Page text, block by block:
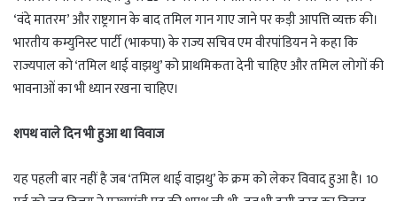
‘वंदे मातरम’ और राष्ट्रगान के बाद तमिल गान गाए जाने पर कड़ी आपत्ति व्यक्त की।
भारतीय कम्युनिस्ट पार्टी (भाकपा) के राज्य सचिव एम वीरपांडियन ने कहा कि
राज्यपाल को ‘तमिल थाई वाझथु’ को प्राथमिकता देनी चाहिए और तमिल लोगों की
भावनाओं का भी ध्यान रखना चाहिए।
शपथ वाले दिन भी हुआ था विवाज
यह पहली बार नहीं है जब ‘तमिल थाई वाझथु’ के क्रम को लेकर विवाद हुआ है। 10